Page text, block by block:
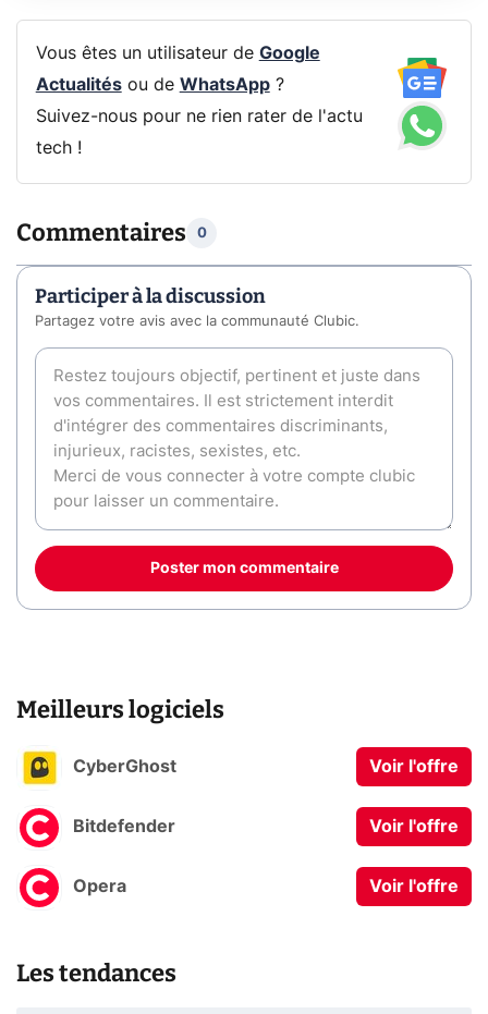
Vous êtes un utilisateur de Google
Actualitésou de WhatsApp?
Suivez-nous pour ne rien rater de l'actu
tech !
Commentaires 0
Participer à la discussion
Partagez votre avis avec la communauté Clubic.
Poster mon commentaire
Meilleurs logiciels
CyberGhost Voir l'offre
Bitdefender Voir l'offre
Opera Voir l'offre
Les tendances